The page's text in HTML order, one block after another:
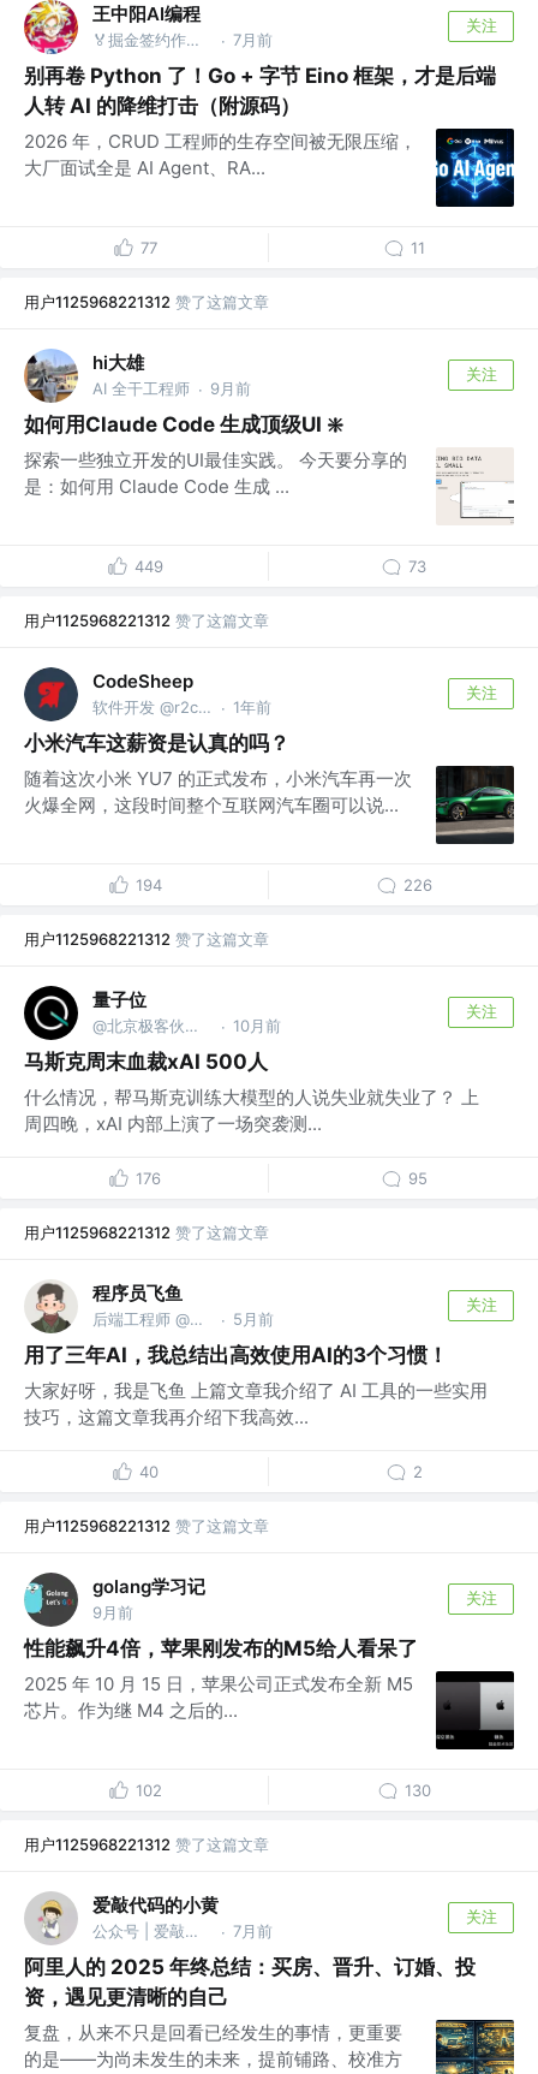
王中阳AI编程
🏅掘金签约作者 @后端就业陪跑训练营 · 7月前
关注
别再卷 Python 了！Go + 字节 Eino 框架，才是后端
人转 AI 的降维打击（附源码）
2026 年，CRUD 工程师的生存空间被无限压缩，
大厂面试全是 AI Agent、RA...
77 11
用户1125968221312 赞了这篇文章
hi大雄
AI 全干工程师 · 9月前
关注
如何用Claude Code 生成顶级UI ❇️
探索一些独立开发的UI最佳实践。 今天要分享的
是：如何用 Claude Code 生成 ...
449 73
用户1125968221312 赞了这篇文章
CodeSheep
软件开发 @r2coding.com · 1年前
关注
小米汽车这薪资是认真的吗？
随着这次小米 YU7 的正式发布，小米汽车再一次
火爆全网，这段时间整个互联网汽车圈可以说...
194 226
用户1125968221312 赞了这篇文章
量子位
@北京极客伙伴科技有限公司 · 10月前
关注
马斯克周末血裁xAI 500人
什么情况，帮马斯克训练大模型的人说失业就失业了？ 上
周四晚，xAI 内部上演了一场突袭测...
176 95
用户1125968221312 赞了这篇文章
程序员飞鱼
后端工程师 @美团 · 5月前
关注
用了三年AI，我总结出高效使用AI的3个习惯！
大家好呀，我是飞鱼 上篇文章我介绍了 AI 工具的一些实用
技巧，这篇文章我再介绍下我高效...
40 2
用户1125968221312 赞了这篇文章
golang学习记
9月前
关注
性能飙升4倍，苹果刚发布的M5给人看呆了
2025 年 10 月 15 日，苹果公司正式发布全新 M5
芯片。作为继 M4 之后的...
102 130
用户1125968221312 赞了这篇文章
爱敲代码的小黄
公众号 | 爱敲代码的小黄 @阿里巴巴 · 7月前
关注
阿里人的 2025 年终总结：买房、晋升、订婚、投
资，遇见更清晰的自己
复盘，从来不只是回看已经发生的事情，更重要
的是——为尚未发生的未来，提前铺路、校准方